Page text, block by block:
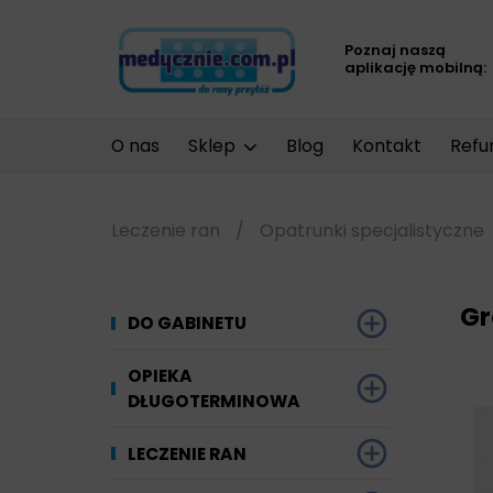
Poznaj naszą
aplikację mobilną:
O nas Sklep Blog Kontakt
Leczenie ran / Opatrunki specjalistyczne
DO GABINETU
Dezynfekcja
OPIEKA
DŁUGOTERMINOWA
Materiały chłonne
LECZENIE RAN